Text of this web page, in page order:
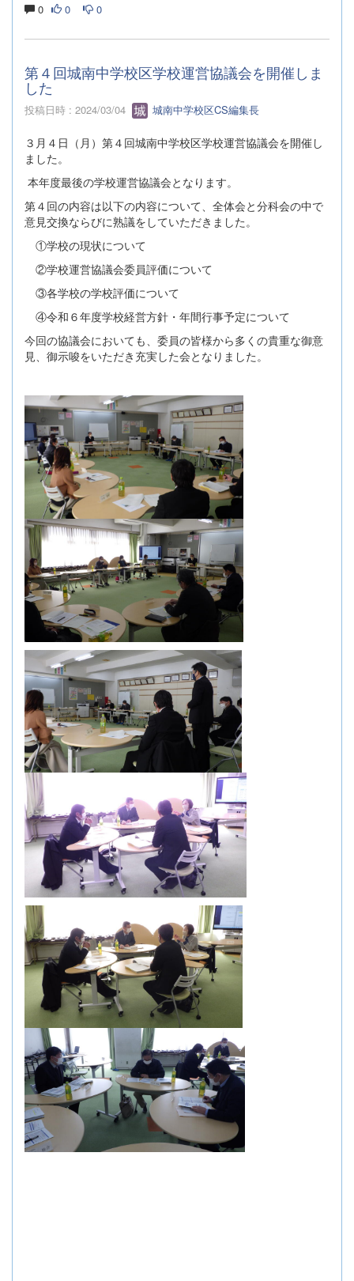
0 0 0
第４回城南中学校区学校運営協議会を開催しま
した
投稿日時 : 2024/03/04 城南中学校区CS編集長
３月４日（月）第４回城南中学校区学校運営協議会を開催し
ました。
本年度最後の学校運営協議会となります。
第４回の内容は以下の内容について、全体会と分科会の中で
意見交換ならびに熟議をしていただきました。
①学校の現状について
②学校運営協議会委員評価について
③各学校の学校評価について
④令和６年度学校経営方針・年間行事予定について
今回の協議会においても、委員の皆様から多くの貴重な御意
見、御示唆をいただき充実した会となりました。